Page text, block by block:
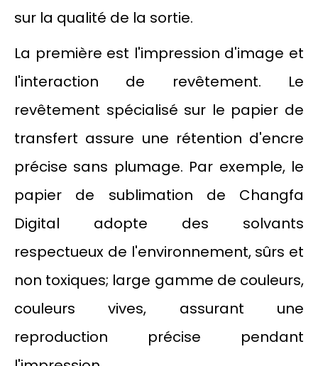
sur la qualité de la sortie.
La première est l'impression d'image et
l'interaction de revêtement. Le
revêtement spécialisé sur le papier de
transfert assure une rétention d'encre
précise sans plumage. Par exemple, le
papier de sublimation de Changfa
Digital adopte des solvants
respectueux de l'environnement, sûrs et
non toxiques; large gamme de couleurs,
couleurs vives, assurant une
reproduction précise pendant